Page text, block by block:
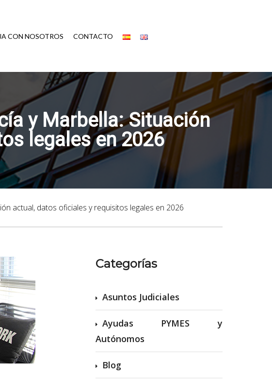
CON NOSOTROS CONTACTO
y Marbella: Situación
legales en 2026
actual, datos oficiales y requisitos legales en 2026
Categorías
Asuntos Judiciales
Ayudas PYMES y
Autónomos
Blog